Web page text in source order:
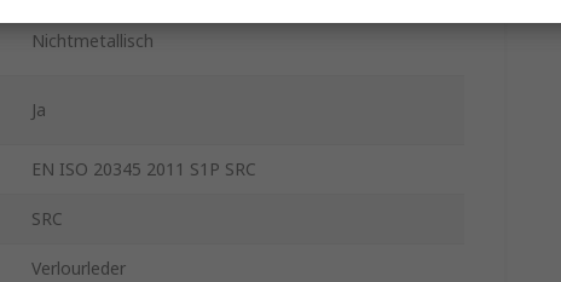
Nichtmetallisch
Ja
EN ISO 20345 2011 S1P SRC
SRC
Verlourleder